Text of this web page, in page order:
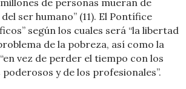
de personas mueran de
ser humano” (11). El Pontífice
según los cuales será “la libertad
de la pobreza, así como la
vez de perder el tiempo con los
y de los profesionales”.